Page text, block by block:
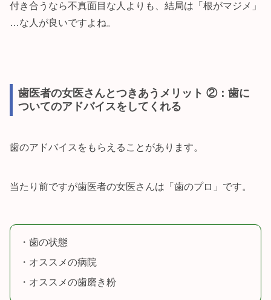
付き合うなら不真面目な人よりも、結局は「根がマジメ」
…な人が良いですよね。
歯医者の女医さんとつきあうメリット ②：歯に
ついてのアドバイスをしてくれる
歯のアドバイスをもらえることがあります。
当たり前ですが歯医者の女医さんは「歯のプロ」です。
・歯の状態
・オススメの病院
・オススメの歯磨き粉